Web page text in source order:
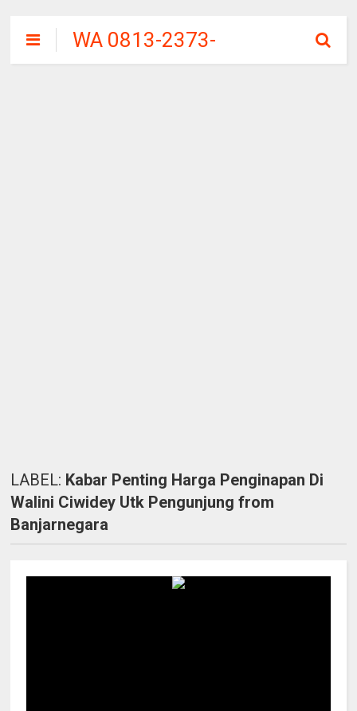
WA 0813-2373-
9973 | WALINI
LABEL: Kabar Penting Harga Penginapan Di
Walini Ciwidey Utk Pengunjung from
Banjarnegara